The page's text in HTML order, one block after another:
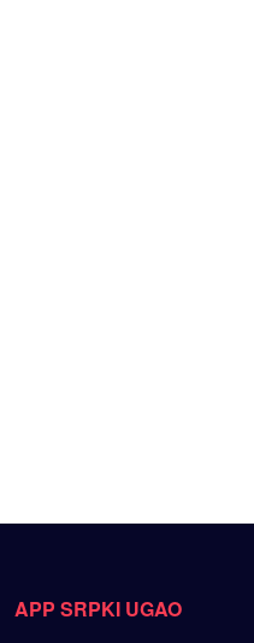
APP SRPKI UGAO